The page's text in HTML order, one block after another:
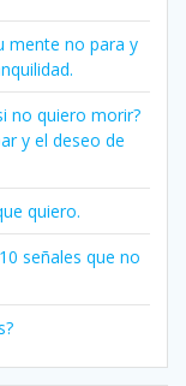
mente no para y
no quiero morir?
y el deseo de
quiero.
señales que no